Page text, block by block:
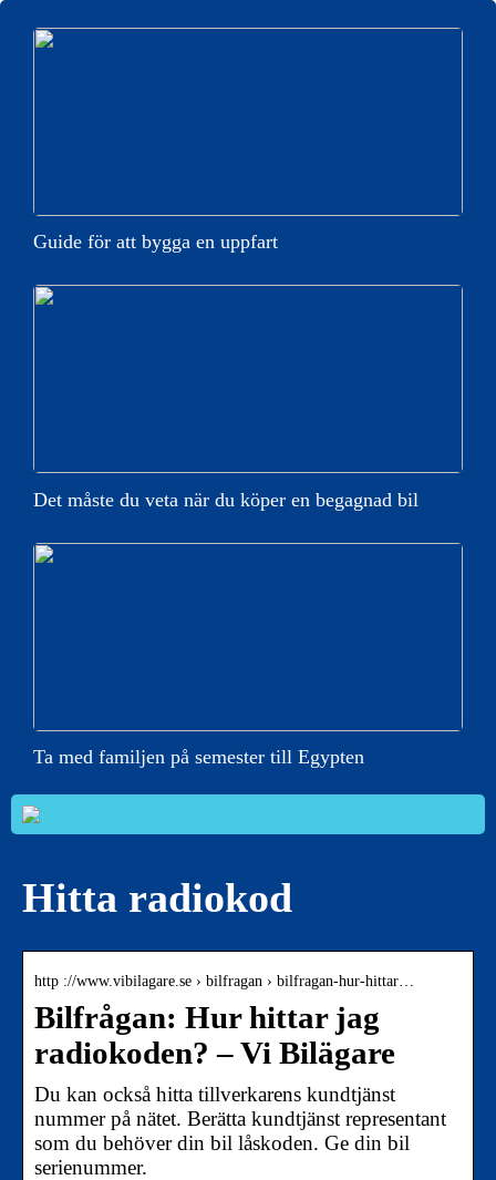
Guide för att bygga en uppfart
Det måste du veta när du köper en begagnad bil
Ta med familjen på semester till Egypten
Hitta radiokod
http ://www.vibilagare.se › bilfragan › bilfragan-hur-hittar…
Bilfrågan: Hur hittar jag
radiokoden? – Vi Bilägare
Du kan också hitta tillverkarens kundtjänst
nummer på nätet. Berätta kundtjänst representant
som du behöver din bil låskoden. Ge din bil
serienummer.